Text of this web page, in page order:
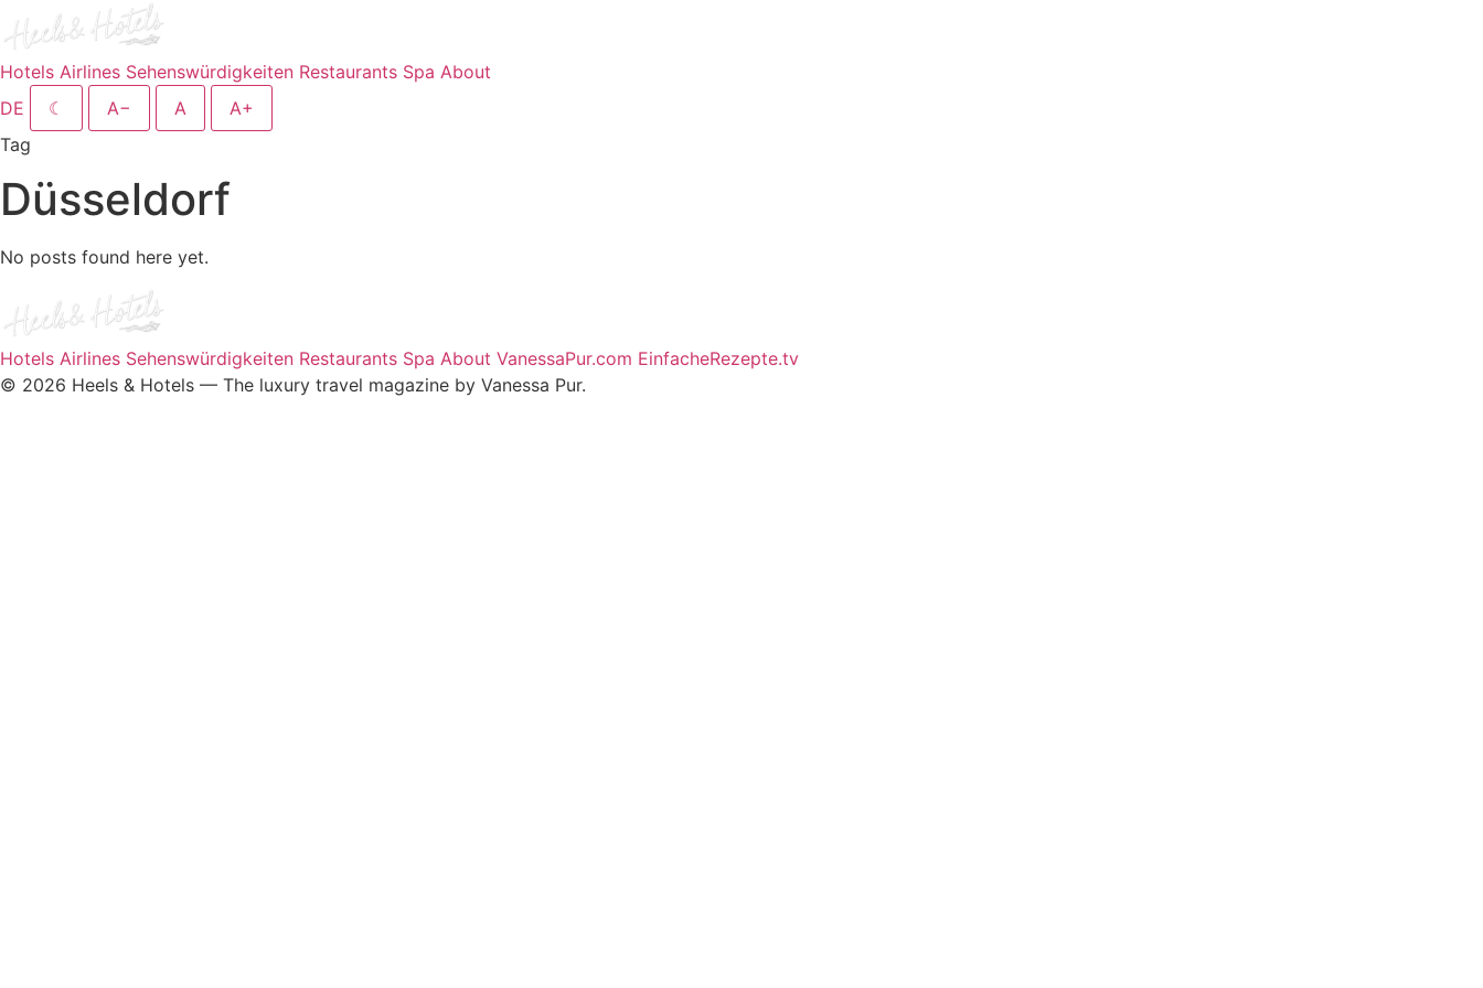
Hotels Airlines Sehenswürdigkeiten Restaurants Spa About
DE
☾ A− A
A+
Tag
Düsseldorf
No posts found here yet.
Hotels Airlines Sehenswürdigkeiten Restaurants Spa About VanessaPur.com EinfacheRezepte.tv
© 2026 Heels & Hotels — The luxury travel magazine by Vanessa Pur.